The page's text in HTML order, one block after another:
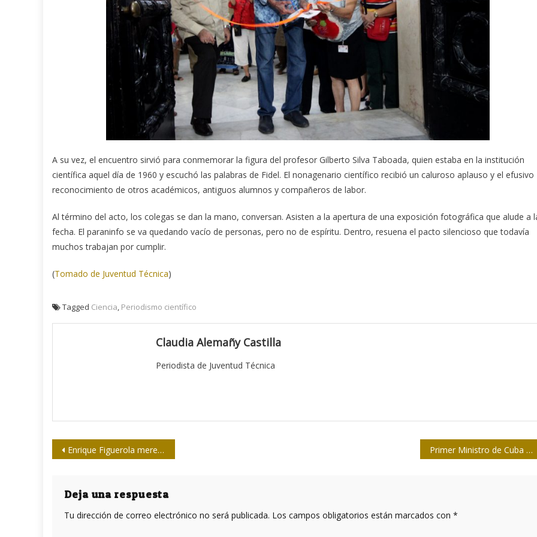
A su vez, el encuentro sirvió para conmemorar la figura del profesor Gilberto Silva Taboada, quien estaba en la institución
científica aquel día de 1960 y escuchó las palabras de Fidel. El nonagenario científico recibió un caluroso aplauso y el efusivo
reconocimiento de otros académicos, antiguos alumnos y compañeros de labor.
Al término del acto, los colegas se dan la mano, conversan. Asisten a la apertura de una exposición fotográfica que alude a
fecha. El paraninfo se va quedando vacío de personas, pero no de espíritu. Dentro, resuena el pacto silencioso que todavía
muchos trabajan por cumplir.
(Tomado de Juventud Técnica)
Tagged Ciencia, Periodismo científico
Claudia Alemañy Castilla
Periodista de Juventud Técnica
Navegación
entradas
Enrique Figuerola merece un gran homenaje Primer Ministro de Cuba intercambió con profesionales del Telecentro Tunasvisión
Deja una respuesta
Tu dirección de correo electrónico no será publicada. Los campos obligatorios están marcados con *